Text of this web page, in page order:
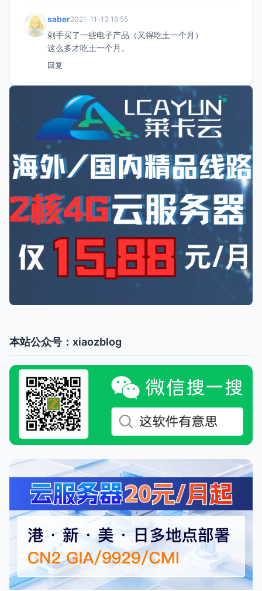
saber2021-11-13 16:55
剁手买了一些电子产品（又得吃土一个月）
这么多才吃土一个月。
回复
本站公众号：xiaozblog